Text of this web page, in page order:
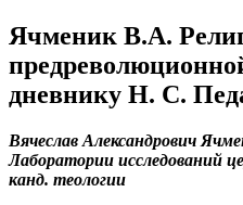
Ячменик В.А.
дневнику Н. С.
Вячеслав Александрович
Лаборатории исследований
канд. теологии